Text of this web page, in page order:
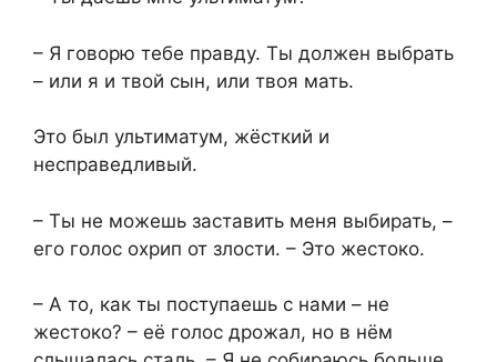
– Я говорю тебе правду. Ты должен выбрать
– или я и твой сын, или твоя мать.
Это был ультиматум, жёсткий и
несправедливый.
– Ты не можешь заставить меня выбирать, –
его голос охрип от злости. – Это жестоко.
– А то, как ты поступаешь с нами – не
жестоко? – её голос дрожал, но в нём